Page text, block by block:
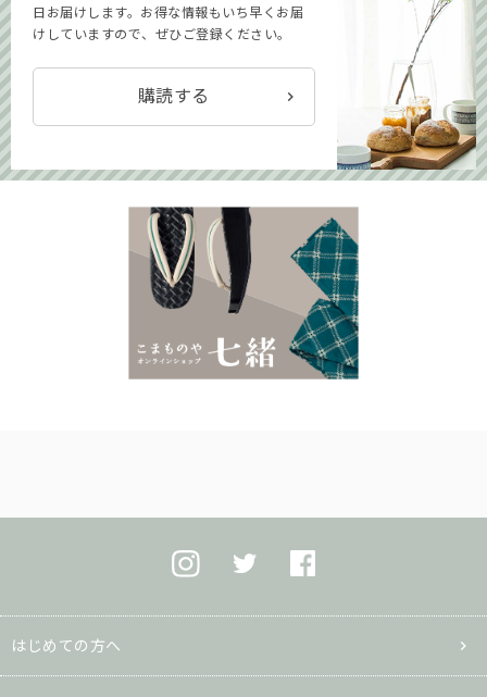
日お届けします。お得な情報もいち早くお届
けしていますので、ぜひご登録ください。
購読する
はじめての方へ